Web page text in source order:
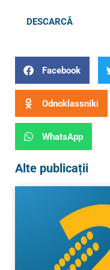
DESCARCĂ
Facebook
Odnoklassniki
WhatsApp
Alte publicații